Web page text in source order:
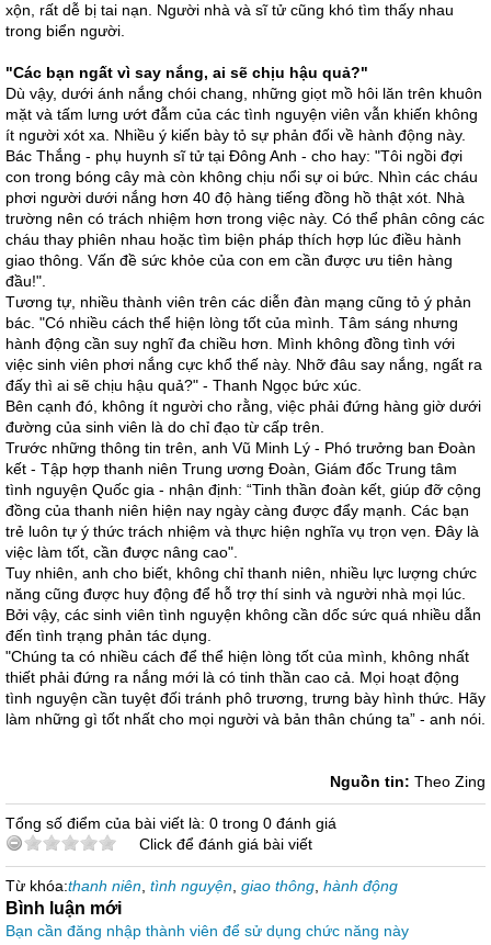
xộn, rất dễ bị tai nạn. Người nhà và sĩ tử cũng khó tìm thấy nhau
trong biển người.
"Các bạn ngất vì say nắng, ai sẽ chịu hậu quả?"
Dù vậy, dưới ánh nắng chói chang, những giọt mồ hôi lăn trên khuôn
mặt và tấm lưng ướt đẫm của các tình nguyện viên vẫn khiến không
ít người xót xa. Nhiều ý kiến bày tỏ sự phản đối về hành động này.
Bác Thắng - phụ huynh sĩ tử tại Đông Anh - cho hay: "Tôi ngồi đợi
con trong bóng cây mà còn không chịu nổi sự oi bức. Nhìn các cháu
phơi người dưới nắng hơn 40 độ hàng tiếng đồng hồ thật xót. Nhà
trường nên có trách nhiệm hơn trong việc này. Có thể phân công các
cháu thay phiên nhau hoặc tìm biện pháp thích hợp lúc điều hành
giao thông. Vấn đề sức khỏe của con em cần được ưu tiên hàng
đầu!".
Tương tự, nhiều thành viên trên các diễn đàn mạng cũng tỏ ý phản
bác. "Có nhiều cách thể hiện lòng tốt của mình. Tâm sáng nhưng
hành động cần suy nghĩ đa chiều hơn. Mình không đồng tình với
việc sinh viên phơi nắng cực khổ thế này. Nhỡ đâu say nắng, ngất ra
đấy thì ai sẽ chịu hậu quả?" - Thanh Ngọc bức xúc.
Bên cạnh đó, không ít người cho rằng, việc phải đứng hàng giờ dưới
đường của sinh viên là do chỉ đạo từ cấp trên.
Trước những thông tin trên, anh Vũ Minh Lý - Phó trưởng ban Đoàn
kết - Tập hợp thanh niên Trung ương Đoàn, Giám đốc Trung tâm
tình nguyện Quốc gia - nhận định: “Tinh thần đoàn kết, giúp đỡ cộng
đồng của thanh niên hiện nay ngày càng được đẩy mạnh. Các bạn
trẻ luôn tự ý thức trách nhiệm và thực hiện nghĩa vụ trọn vẹn. Đây là
việc làm tốt, cần được nâng cao".
Tuy nhiên, anh cho biết, không chỉ thanh niên, nhiều lực lượng chức
năng cũng được huy động để hỗ trợ thí sinh và người nhà mọi lúc.
Bởi vậy, các sinh viên tình nguyện không cần dốc sức quá nhiều dẫn
đến tình trạng phản tác dụng.
"Chúng ta có nhiều cách để thể hiện lòng tốt của mình, không nhất
thiết phải đứng ra nắng mới là có tinh thần cao cả. Mọi hoạt động
tình nguyện cần tuyệt đối tránh phô trương, trưng bày hình thức. Hãy
làm những gì tốt nhất cho mọi người và bản thân chúng ta” - anh nói.
Nguồn tin: Theo Zing
Tổng số điểm của bài viết là: 0 trong 0 đánh giá
Click để đánh giá bài viết
Từ khóa:thanh niên tình nguyện giao thông hành động
Bình luận mới
Bạn cần đăng nhập thành viên để sử dụng chức năng này